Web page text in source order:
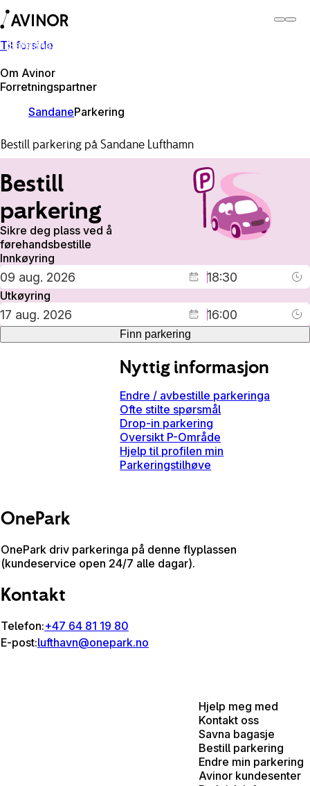
Til forside
Om Avinor
Forretningspartner
Sandane lufthamn
SandaneParkering
Bestill parkering på Sandane Lufthamn
Bestill
parkering
Sikre deg plass ved å
førehandsbestille
Innkøyring
Utkøyring
Finn parkering
Nyttig informasjon
Endre / avbestille parkeringa
Ofte stilte spørsmål
Drop-in parkering
Oversikt P-Område
Hjelp til profilen min
Parkeringstilhøve
OnePark
OnePark driv parkeringa på denne flyplassen
(kundeservice open 24/7 alle dagar).
Kontakt
Telefon:+47 64 81 19 80
E-post:lufthavn@onepark.no
Hjelp meg med
Kontakt oss
Savna bagasje
Bestill parkering
Endre min parkering
Avinor kundesenter